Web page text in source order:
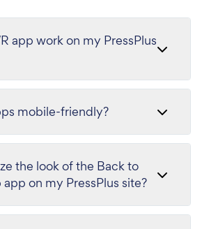
app work on my PressPlus
mobile-friendly?
the look of the Back to
on my PressPlus site?